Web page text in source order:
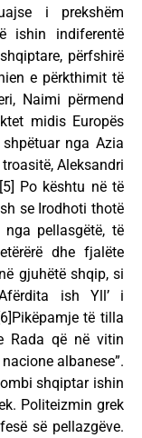
i prekshëm
ishin indiferentë
përfshirë
e përkthimit të
Naimi përmend
midis Europës
nga Azia
Aleksandri
Po kështu në të
se Irodhoti thotë
nga pellasgëtë, të
dhe fjalëte
gjuhëtë shqip, si
ish Yll’ i
të tilla
Rada që në vitin
albanese”.
shqiptar ishin
Politeizmin grek
së pellazgëve.